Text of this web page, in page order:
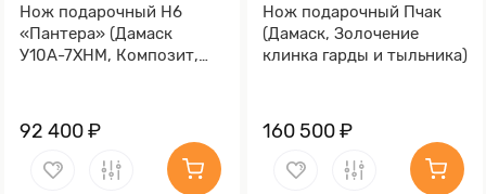
Нож подарочный Н6
«Пантера» (Дамаск
У10А-7ХНМ, Композит,
92 400 ₽
Нож подарочный Пчак
(Дамаск, Золочение
клинка гарды и тыльника)
160 500 ₽